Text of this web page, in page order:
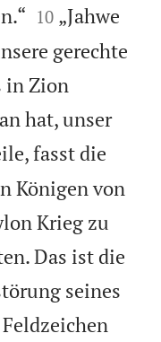


10 „Jahwe
gerechte
in Zion
hat, unser
fasst die
Königen von
Krieg zu
Das ist die
seines